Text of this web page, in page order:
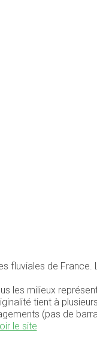
fluviales de
les milieux
tient à
(pas de
le site